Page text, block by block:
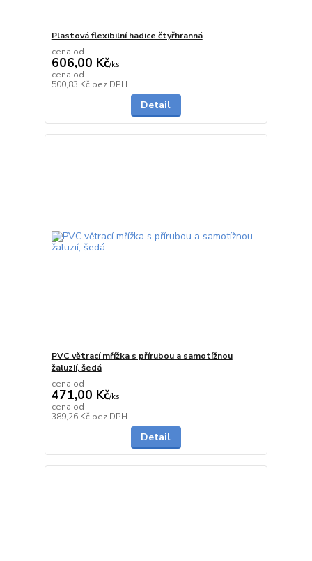
Plastová flexibilní hadice čtyřhranná
cena od
606,00 Kč/ks
cena od
500,83 Kč bez DPH
Detail
PVC větrací mřížka s přírubou a samotížnou
žaluzií, šedá
cena od
471,00 Kč/ks
cena od
389,26 Kč bez DPH
Detail